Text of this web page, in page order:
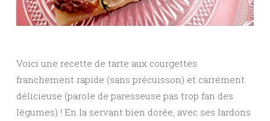
Voici une recette de tarte aux courgettes
franchement rapide (sans précuisson) et carrément
délicieuse (parole de paresseuse pas trop fan des
légumes) ! En la servant bien dorée, avec ses lardons